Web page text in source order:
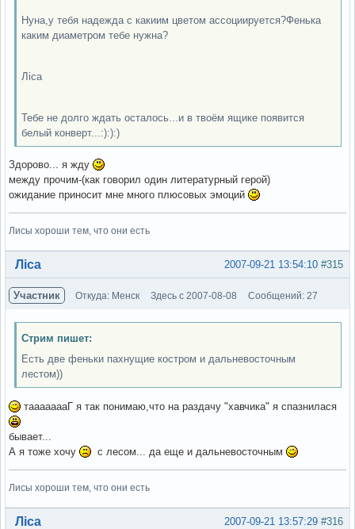
Нуна,у тебя надежда с какиим цветом ассоциируется?Фенька
каким диаметром тебе нужна?
Ліса
Тебе не долго ждать осталось...и в твоём ящике появится
белый конверт...:):):)
Здорово... я жду
между прочим-(как говорил один литературный герой)
ожидание приносит мне много плюсовых эмоций
Лисы хороши тем, что они есть
Вне форума #315
2007-09-21 13:54:10
Ліса
Участник Откуда: Менск Здесь с 2007-08-08 Сообщений: 27
Стрим пишет:
Есть две феньки пахнущие костром и дальневосточным
лестом))
таааааааГ я так понимаю,что на раздачу "хавчика" я спазнилася
бывает...
А я тоже хочу
с лесом... да еще и дальневосточным
Лисы хороши тем, что они есть
Вне форума #316
2007-09-21 13:57:29
Ліса